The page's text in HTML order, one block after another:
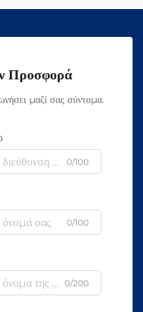
Προσφορά
μαζί σας σύντομα.
0/100
0/100
0/200